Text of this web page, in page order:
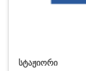
სტაჟიორი